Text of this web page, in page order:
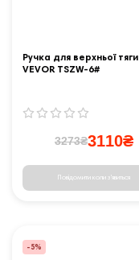
Ручка для верхньої тяги
VEVOR TSZW-6#
3273₴3110₴
Повідомити коли з'явиться
-5%